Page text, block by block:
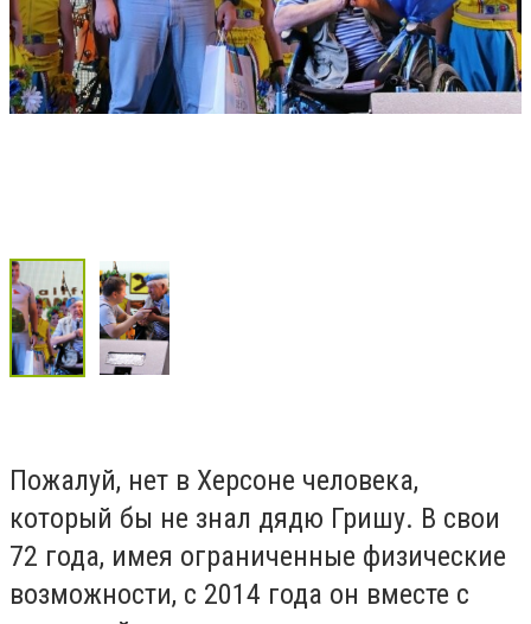
Пожалуй, нет в Херсоне человека,
который бы не знал дядю Гришу. В свои
72 года, имея ограниченные физические
возможности, с 2014 года он вместе с